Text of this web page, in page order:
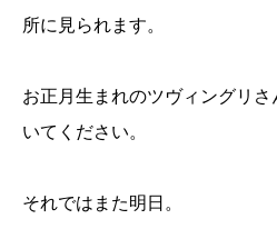
所に見られます。
お正月生まれのツヴィングリ
いてください。
それではまた明日。